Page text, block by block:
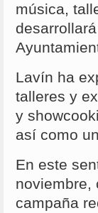
música,
Lavín ha
talleres y
y
así como
En este
noviembre,
campaña